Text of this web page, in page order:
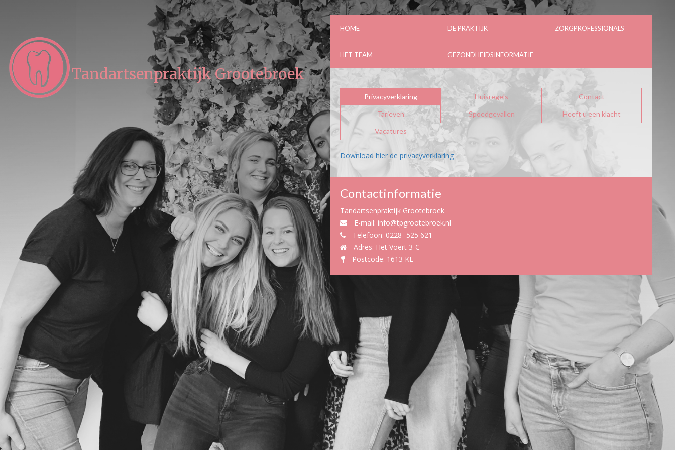
Tandartsenpraktijk Grootebroek
HOME DE PRAKTIJK ZORGPROFESSIONALS
HET TEAM GEZONDHEIDSINFORMATIE
Privacyverklaring Huisregels
Contact
Tarieven
Spoedgevallen
Heeft u een klacht
Vacatures
Download hier de privacyverklaring
Contactinformatie
Tandartsenpraktijk Grootebroek
E-mail: info@tpgrootebroek.nl
Telefoon: 0228- 525 621
Adres: Het Voert 3-C
Postcode: 1613 KL